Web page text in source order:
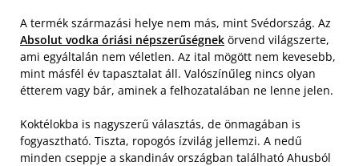
A termék származási helye nem más, mint Svédország. Az
Absolut vodka óriási népszerűségnek örvend világszerte,
ami egyáltalán nem véletlen. Az ital mögött nem kevesebb,
mint másfél év tapasztalat áll. Valószínűleg nincs olyan
étterem vagy bár, aminek a felhozatalában ne lenne jelen.
Koktélokba is nagyszerű választás, de önmagában is
fogyasztható. Tiszta, ropogós ízvilág jellemzi. A nedű
minden cseppje a skandináv országban található Ahusból